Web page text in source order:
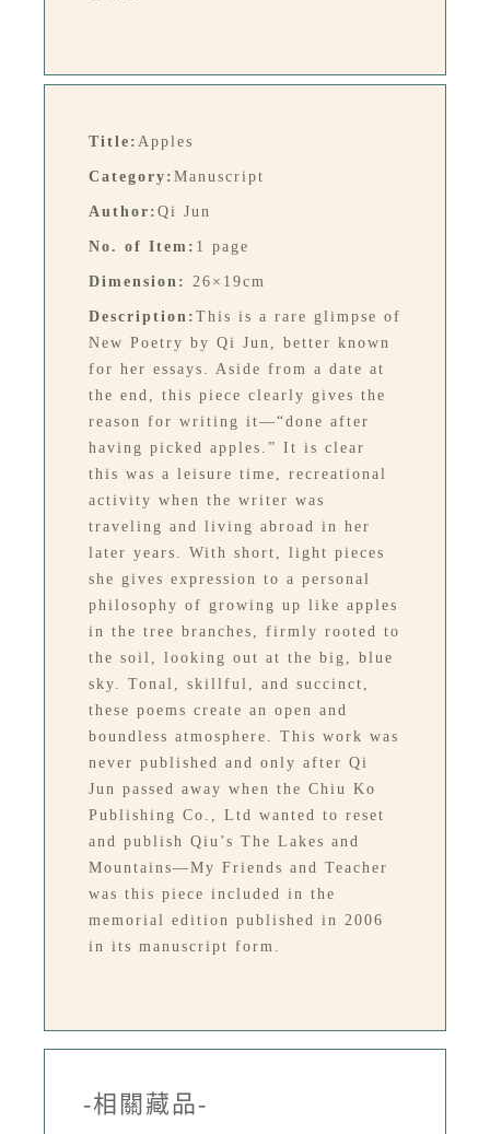
Title: Apples
Category: Manuscript
Author: Qi Jun
No. of Item: 1 page
Dimension: 26×19cm
Description: This is a rare glimpse of
New Poetry by Qi Jun, better known
for her essays. Aside from a date at
the end, this piece clearly gives the
reason for writing it—“done after
having picked apples.” It is clear
this was a leisure time, recreational
activity when the writer was
traveling and living abroad in her
later years. With short, light pieces
she gives expression to a personal
philosophy of growing up like apples
in the tree branches, firmly rooted to
the soil, looking out at the big, blue
sky. Tonal, skillful, and succinct,
these poems create an open and
boundless atmosphere. This work was
never published and only after Qi
Jun passed away when the Chiu Ko
Publishing Co., Ltd wanted to reset
and publish Qiu’s The Lakes and
Mountains—My Friends and Teacher
was this piece included in the
memorial edition published in 2006
in its manuscript form.
-相關藏品-